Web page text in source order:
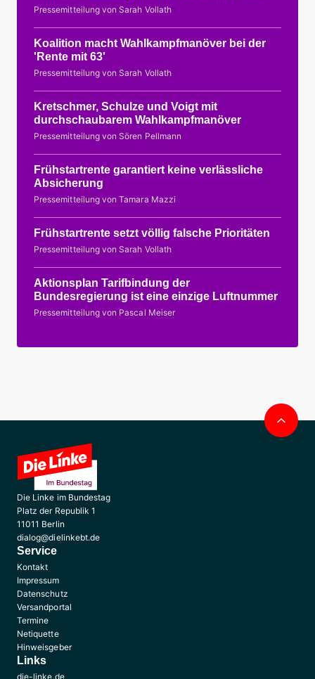
Pressemitteilung von Sarah Vollath
Koalition macht Wahlkampfmanöver bei der
'Rente mit 63'
Pressemitteilung von Sarah Vollath
Kretschmer, Schulze und Voigt mit
durchschaubarem Wahlkampfmanöver
Pressemitteilung von Sören Pellmann
Frühstartrente garantiert keine verlässliche
Absicherung
Pressemitteilung von Tamara Mazzi
Frühstartrente setzt völlig falsche Prioritäten
Pressemitteilung von Sarah Vollath
Aktionsplan Tarifbindung der
Bundesregierung ist eine einzige Luftnummer
Pressemitteilung von Pascal Meiser
Die Linke im Bundestag
Platz der Republik 1
11011 Berlin
dialog@dielinkebt.de
Service
Kontakt
Impressum
Datenschutz
Versandportal
Termine
Netiquette
Hinweisgeber
Links
die-linke.de